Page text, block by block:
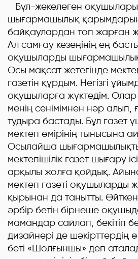
Бұл-жекелеген
шығармашылық қарымдарын
байқаулардан топ жарған
Ал самғау кезеңінің ең
оқушыларды
Осы мақсат жетегінде
газетін құрдым. Негізгі
оқушыларға жүктедім. Олар
менің сенімімнен нәр алып,
тудыра бастады. Бұл газет
мектеп өмірінің тынысына
Осылайша
мектепішілік газет шығару
арқылы жолға қойдық.
мектеп газеті оқушыларды
қырынан да танытты.
әрбір бетін бірнеше
мамандар сайлап, бекітіп
дизайнері де шәкірттердің
беті «Шолғыншы» деп